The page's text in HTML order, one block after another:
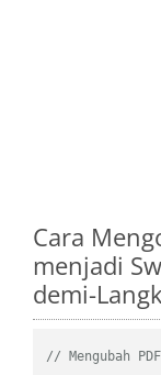
Cara
menjadi
demi-
// Mengubah